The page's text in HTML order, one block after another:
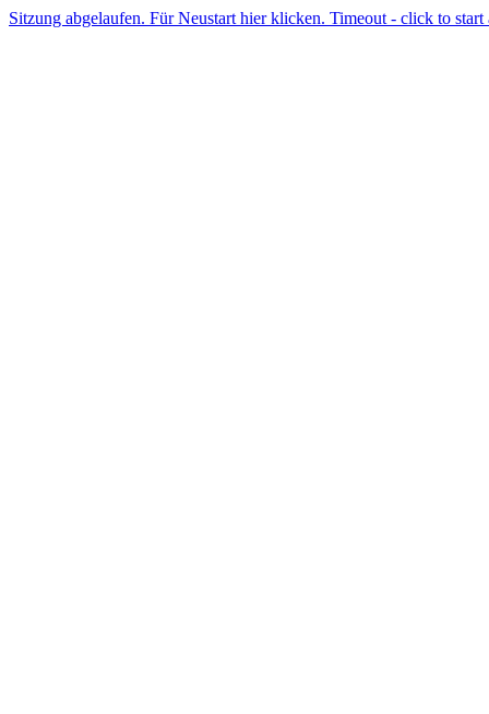
Sitzung abgelaufen. Für Neustart hier klicken. Timeout - click to start